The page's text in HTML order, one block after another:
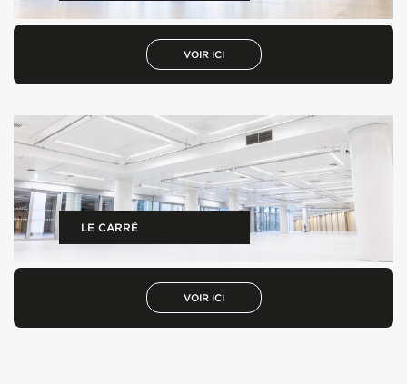
VOIR ICI
LE CARRÉ
VOIR ICI